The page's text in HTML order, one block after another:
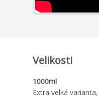
Velikosti
1000ml
Extra velká